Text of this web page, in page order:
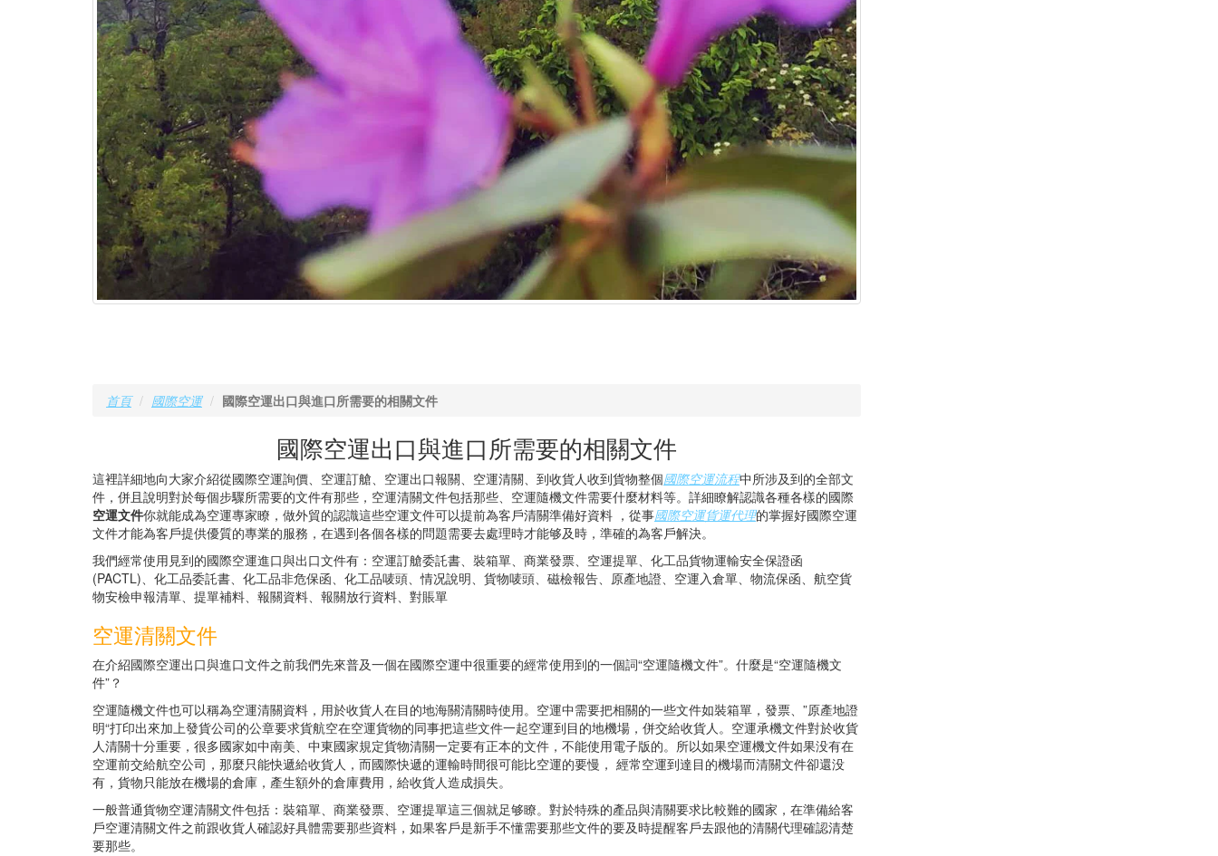
首頁 國際空運 國際空運出口與進口所需要的相關文件
國際空運出口與進口所需要的相關文件
這裡詳細地向大家介紹從國際空運詢價、空運訂艙、空運出口報關、空運清關、到收貨人收到貨物整個國際空運流程中所涉及到的全部文
件，併且說明對於每個步驟所需要的文件有那些，空運清關文件包括那些、空運隨機文件需要什麼材料等。詳細瞭解認識各種各樣的國際
空運文件你就能成為空運專家瞭，做外貿的認識這些空運文件可以提前為客戶清關準備好資料 ，從事國際空運貨運代理的掌握好國際空運
文件才能為客戶提供優質的專業的服務，在遇到各個各樣的問題需要去處理時才能够及時，準確的為客戶解決。
我們經常使用見到的國際空運進口與出口文件有：空運訂艙委託書、裝箱單、商業發票、空運提單、化工品貨物運輸安全保證函
(PACTL)、化工品委託書、化工品非危保函、化工品唛頭、情况說明、貨物唛頭、磁檢報告、原產地證、空運入倉單、物流保函、航空貨
物安檢申報清單、提單補料、報關資料、報關放行資料、對賬單
空運清關文件
在介紹國際空運出口與進口文件之前我們先來普及一個在國際空運中很重要的經常使用到的一個詞“空運隨機文件”。什麼是“空運隨機文
件”？
空運隨機文件也可以稱為空運清關資料，用於收貨人在目的地海關清關時使用。空運中需要把相關的一些文件如裝箱單，發票、”原產地證
明“打印出來加上發貨公司的公章要求貨航空在空運貨物的同事把這些文件一起空運到目的地機場，併交給收貨人。空運承機文件對於收貨
人清關十分重要，很多國家如中南美、中東國家規定貨物清關一定要有正本的文件，不能使用電子版的。所以如果空運機文件如果没有在
空運前交給航空公司，那麼只能快遞給收貨人，而國際快遞的運輸時間很可能比空運的要慢， 經常空運到達目的機場而清關文件卻還没
有，貨物只能放在機場的倉庫，產生額外的倉庫費用，給收貨人造成損失。
一般普通貨物空運清關文件包括：裝箱單、商業發票、空運提單這三個就足够瞭。對於特殊的產品與清關要求比較難的國家，在準備給客
戶空運清關文件之前跟收貨人確認好具體需要那些資料，如果客戶是新手不懂需要那些文件的要及時提醒客戶去跟他的清關代理確認清楚
要那些。